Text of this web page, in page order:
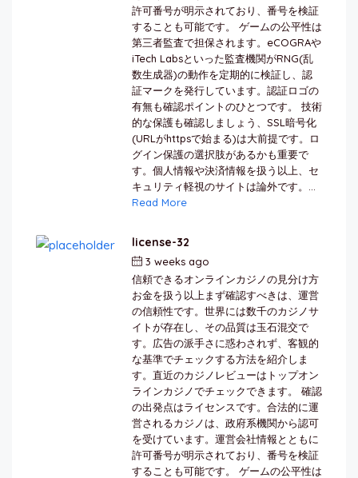
許可番号が明示されており、番号を検証
することも可能です。 ゲームの公平性は
第三者監査で担保されます。eCOGRAや
iTech Labsといった監査機関がRNG(乱
数生成器)の動作を定期的に検証し、認
証マークを発行しています。認証ロゴの
有無も確認ポイントのひとつです。 技術
的な保護も確認しましょう、SSL暗号化
(URLがhttpsで始まる)は大前提です。ロ
グイン保護の選択肢があるかも重要で
す。個人情報や決済情報を扱う以上、セ
キュリティ軽視のサイトは論外です。...
Read More
license-32
3 weeks ago
信頼できるオンラインカジノの見分け方
お金を扱う以上まず確認すべきは、運営
の信頼性です。世界には数千のカジノサ
イトが存在し、その品質は玉石混交で
す。広告の派手さに惑わされず、客観的
な基準でチェックする方法を紹介しま
す。直近のカジノレビューはトップオン
ラインカジノでチェックできます。 確認
の出発点はライセンスです。合法的に運
営されるカジノは、政府系機関から認可
を受けています。運営会社情報とともに
許可番号が明示されており、番号を検証
することも可能です。 ゲームの公平性は